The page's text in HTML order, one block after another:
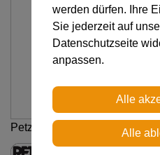
Petzl
werden dürfen. Ihre
Sie jederzeit auf
Datenschutzseite
anpassen.